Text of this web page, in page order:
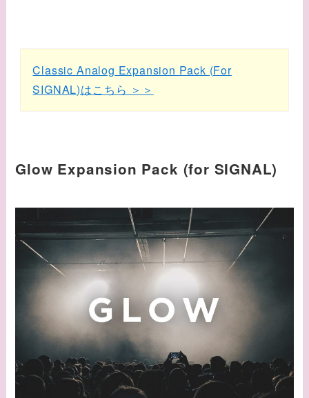
Classic Analog Expansion Pack (For
SIGNAL)はこちら ＞＞
Glow Expansion Pack (for SIGNAL)